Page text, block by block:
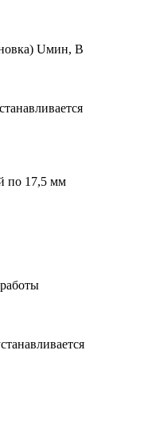
Uмин, В
по 17,5 мм